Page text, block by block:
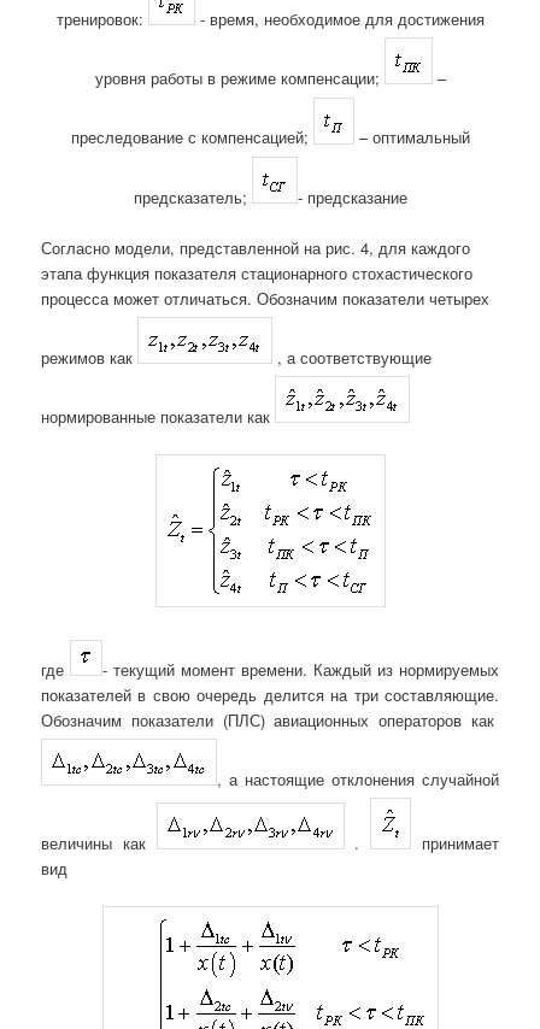
тренировок: - время, необходимое для достижения
уровня работы в режиме компенсации; –
преследование с компенсацией; – оптимальный
предсказатель; - предсказание
Согласно модели, представленной на рис. 4, для каждого
этапа функция показателя стационарного стохастического
процесса может отличаться. Обозначим показатели четырех
режимов как , а соответствующие
нормированные показатели как
где
- текущий момент времени. Каждый из нормируемых
показателей в свою очередь делится на три составляющие.
Обозначим показатели (ПЛС) авиационных операторов как
, а настоящие отклонения случайной
величины как .
принимает
вид